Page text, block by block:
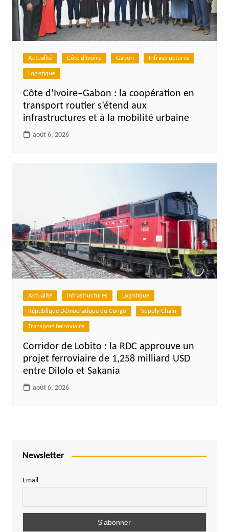
Actualité Côte d'Ivoire Gabon Infrastructures
Logistique
Côte d’Ivoire–Gabon : la coopération en
transport routier s’étend aux
infrastructures et à la mobilité urbaine
août 6, 2026
Actualité Infrastructures Logistique
République Démocratique du Congo Supply Chain
Transport ferroviaire
Corridor de Lobito : la RDC approuve un
projet ferroviaire de 1,258 milliard USD
entre Dilolo et Sakania
août 6, 2026
Newsletter
Email